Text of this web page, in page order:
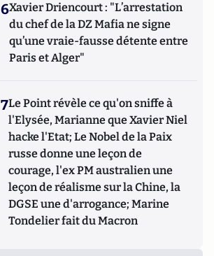
6Xavier Driencourt : "L’arrestation
du chef de la DZ Mafia ne signe
qu’une vraie-fausse détente entre
Paris et Alger"
7Le Point révèle ce qu'on sniffe à
l'Elysée, Marianne que Xavier Niel
hacke l'Etat; Le Nobel de la Paix
russe donne une leçon de
courage, l'ex PM australien une
leçon de réalisme sur la Chine, la
DGSE une d'arrogance; Marine
Tondelier fait du Macron